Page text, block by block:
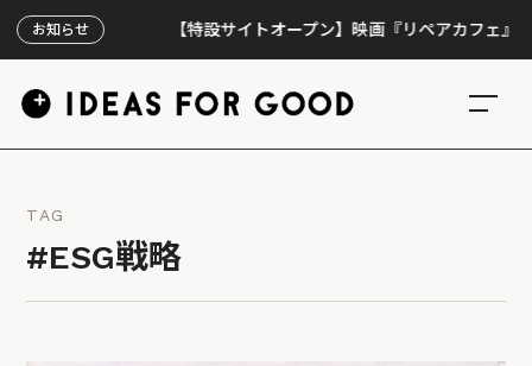
お知らせ 【特設サイトオープン】映画『リペアカフェ』、上映
TAG
#ESG戦略